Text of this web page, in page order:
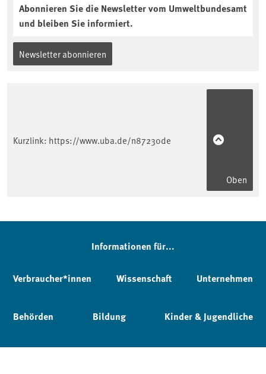
Abonnieren Sie die Newsletter vom Umweltbundesamt
und bleiben Sie informiert.
Newsletter abonnieren
Kurzlink: https://www.uba.de/n87230de
Oben
Informationen für...
Verbraucher*innen Wissenschaft Unternehmen
Behörden Bildung Kinder & Jugendliche